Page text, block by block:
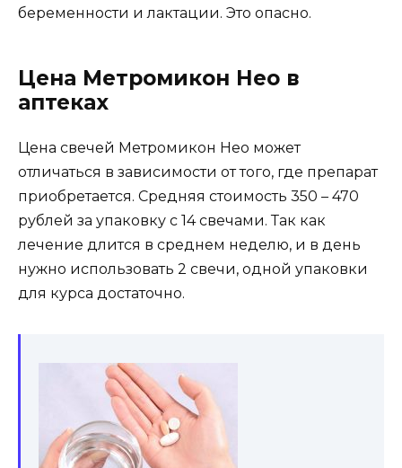
беременности и лактации. Это опасно.
Цена Метромикон Нео в
аптеках
Цена свечей Метромикон Нео может
отличаться в зависимости от того, где препарат
приобретается. Средняя стоимость 350 – 470
рублей за упаковку с 14 свечами. Так как
лечение длится в среднем неделю, и в день
нужно использовать 2 свечи, одной упаковки
для курса достаточно.